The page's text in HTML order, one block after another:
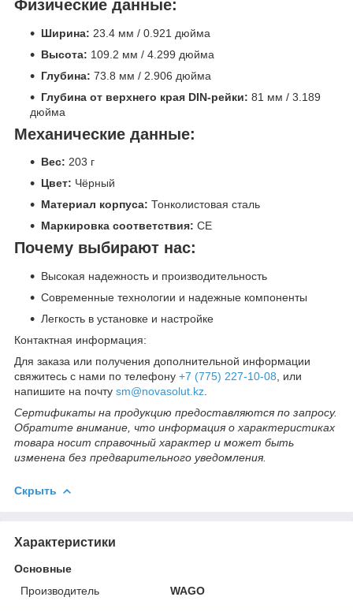
Физические данные:
Ширина: 23.4 мм / 0.921 дюйма
Высота: 109.2 мм / 4.299 дюйма
Глубина: 73.8 мм / 2.906 дюйма
Глубина от верхнего края DIN-рейки: 81 мм / 3.189
дюйма
Механические данные:
Вес: 203 г
Цвет: Чёрный
Материал корпуса: Тонколистовая сталь
Маркировка соответствия: CE
Почему выбирают нас:
Высокая надежность и производительность
Современные технологии и надежные компоненты
Легкость в установке и настройке
Контактная информация:
Для заказа или получения дополнительной информации
свяжитесь с нами по телефону +7 (775) 227-10-08 , или
напишите на почту sm@novasolut.kz
Сертификаты на продукцию предоставляются по запросу.
Обратите внимание, что информация о характеристиках
товара носит справочный характер и может быть
изменена без предварительного уведомления.
Скрыть
Характеристики
Основные
Производитель
WAGO